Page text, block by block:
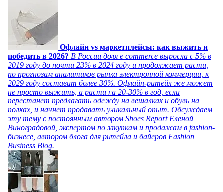
Офлайн vs маркетплейсы: как выжить и
победить в 2026? В России доля e commerce выросла с 5% в
2019 году до почти 23% в 2024 году и продолжает расти,
по прогнозам аналитиков рынка электронной коммерции, к
2029 году составит более 30%. Офлайн-ритейл же может
не просто выжить, а расти на 20-30% в год, если
перестанет предлагать одежду на вешалках и обувь на
полках, и начнет продавать уникальный опыт. Обсуждаем
эту тему с постоянным автором Shoes Report Еленой
Виноградовой, экспертом по закупкам и продажам в fashion-
бизнесе, автором блога для ритейла и байеров Fashion
Business Blog.